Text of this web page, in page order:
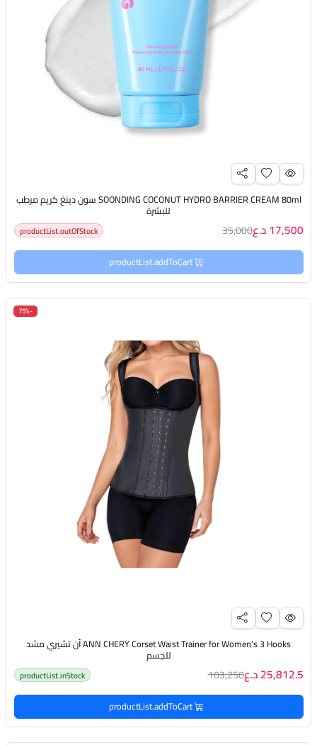
SOONDING COCONUT HYDRO BARRIER CREAM 80ml سون دينغ كريم مرطب
للبشرة
17,500 د.ع 35,000
productList.outOfStock
productList.addToCart
-75%
ANN CHERY Corset Waist Trainer for Women’s 3 Hooks أن تشيري مشد
للجسم
25,812.5 د.ع 103,250
productList.inStock
productList.addToCart